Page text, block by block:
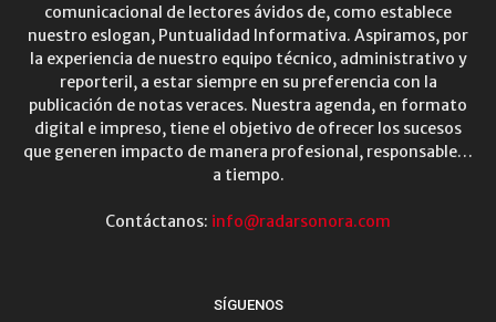
comunicacional de lectores ávidos de, como establece
nuestro eslogan, Puntualidad Informativa. Aspiramos, por
la experiencia de nuestro equipo técnico, administrativo y
reporteril, a estar siempre en su preferencia con la
publicación de notas veraces. Nuestra agenda, en formato
digital e impreso, tiene el objetivo de ofrecer los sucesos
que generen impacto de manera profesional, responsable…
a tiempo.
Contáctanos: info@radarsonora.com
SÍGUENOS